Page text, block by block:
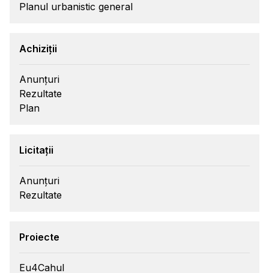
Planul urbanistic general
Achiziții
Anunțuri
Rezultate
Plan
Licitații
Anunțuri
Rezultate
Proiecte
Eu4Cahul